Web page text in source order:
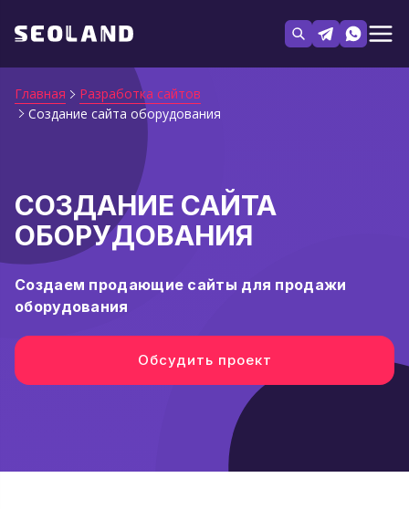
Главная
Разработка сайтов
Создание сайта оборудования
СОЗДАНИЕ САЙТА
ОБОРУДОВАНИЯ
Создаем продающие сайты для продажи
оборудования
Обсудить проект